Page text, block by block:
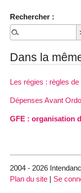
Rechercher :
Dans la
Les régies : règles de
Dépenses Avant
GFE : organisation
2004 - 2026
Plan du site | Se